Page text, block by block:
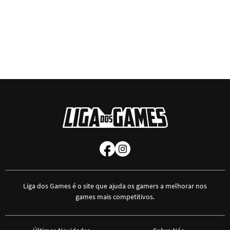
Liga dos Games é o site que ajuda os gamers a melhorar nos
games mais competitivos.